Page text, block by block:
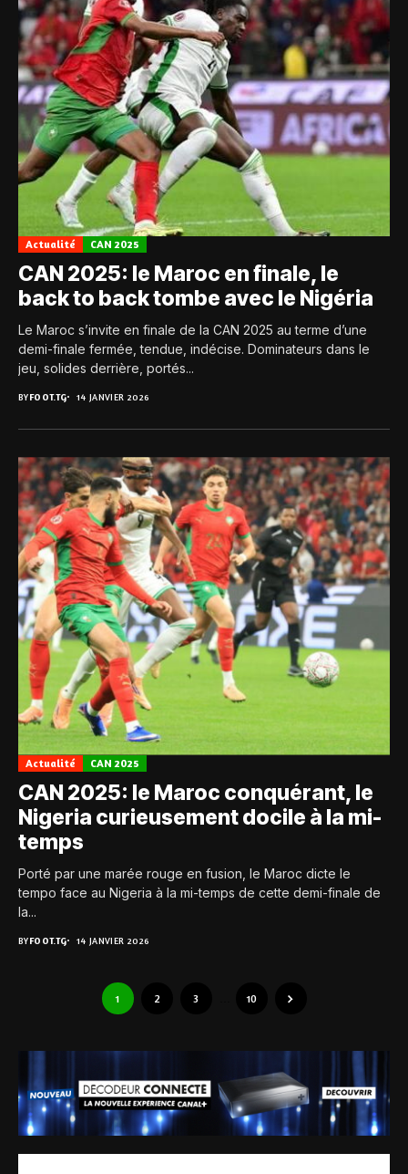
Actualité CAN 2025
CAN 2025: le Maroc en finale, le
back to back tombe avec le Nigéria
Le Maroc s’invite en finale de la CAN 2025 au terme d’une
demi-finale fermée, tendue, indécise. Dominateurs dans le
jeu, solides derrière, portés...
BYFOOT.TG 14 JANVIER 2026
Actualité CAN 2025
CAN 2025: le Maroc conquérant, le
Nigeria curieusement docile à la mi-
temps
Porté par une marée rouge en fusion, le Maroc dicte le
tempo face au Nigeria à la mi-temps de cette demi-finale de
la...
BYFOOT.TG 14 JANVIER 2026
1 2 3 10